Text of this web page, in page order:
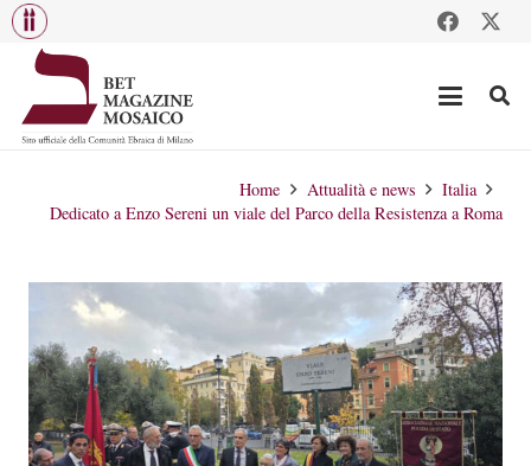
Home Attualità e news
Italia
Dedicato a Enzo Sereni un viale del Parco della Resistenza a Roma